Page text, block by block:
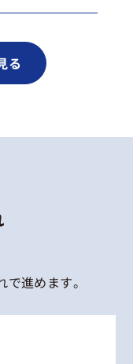
る
進めます。